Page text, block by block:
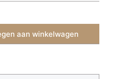
aan winkelwagen